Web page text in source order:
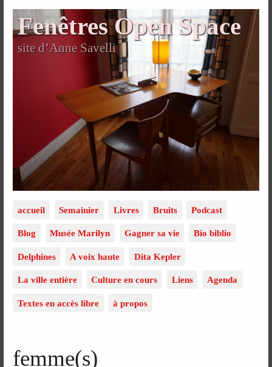
Fenêtres Open Space
site d’Anne Savelli
accueil Semainier Livres Bruits Podcast
Blog Musée Marilyn Gagner sa vie Bio biblio
Delphines A voix haute Dita Kepler
La ville entière Culture en cours Liens Agenda
Textes en accès libre à propos
femme(s)